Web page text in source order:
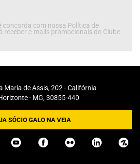
concorda com nossa Política de
receber e-mails promocionais do Clube
Maria de Assis, 202 - Califórnia
- MG, 30855-440
SÓCIO GALO NA VEIA